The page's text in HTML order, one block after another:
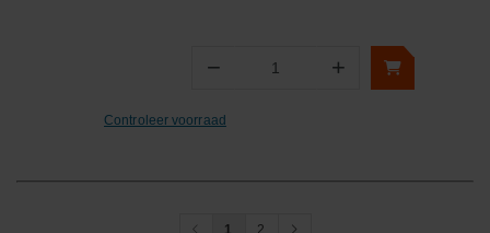
− Aantal +
Controleer voorraad
1 2